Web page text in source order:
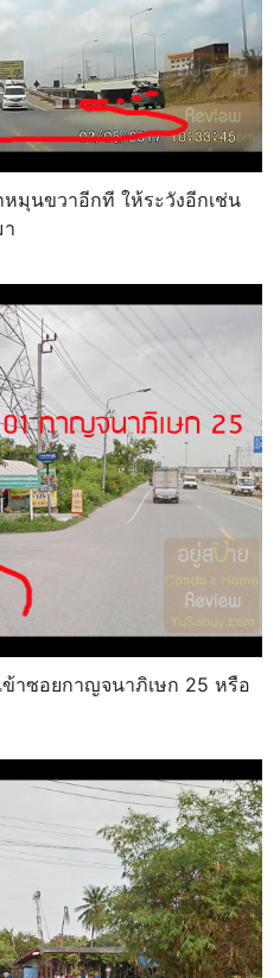
มุนขวาอีกที ให้ระวังอีกเช่น
ข้าซอยกาญจนาภิเษก 25 หรือ